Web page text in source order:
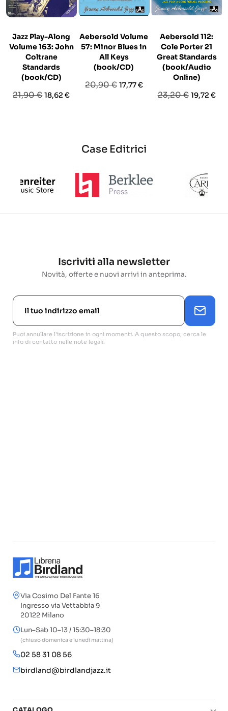
Jazz Play-Along
Volume 163: John
Coltrane
Standards
(book/CD)
Prezzo
21,90 €Prezzo
18,62 €
Aebersold Volume
57: Minor Blues in
All Keys
(book/CD)
Prezzo
20,90 € Prezzo
17,77 €
Aebersold 112:
Cole Porter 21
Great Standards
(book/Audio
Online)
Prezzo
23,20 € Prezzo
19,72 €
Case Editrici
Iscriviti alla newsletter
Novità, offerte e nuovi arrivi in anteprima.
Puoi annullare l'iscrizione in ogni momenti. A questo scopo, cerca le
info di contatto nelle note legali.
Via Cosimo Del Fante 16
Ingresso via Vettabbia 9
20122 Milano
Lun–Sab 10–13 / 15:30–18:30
(chiuso domenica e lunedì mattina)
02 58 31 08 56
birdland@birdlandjazz.it